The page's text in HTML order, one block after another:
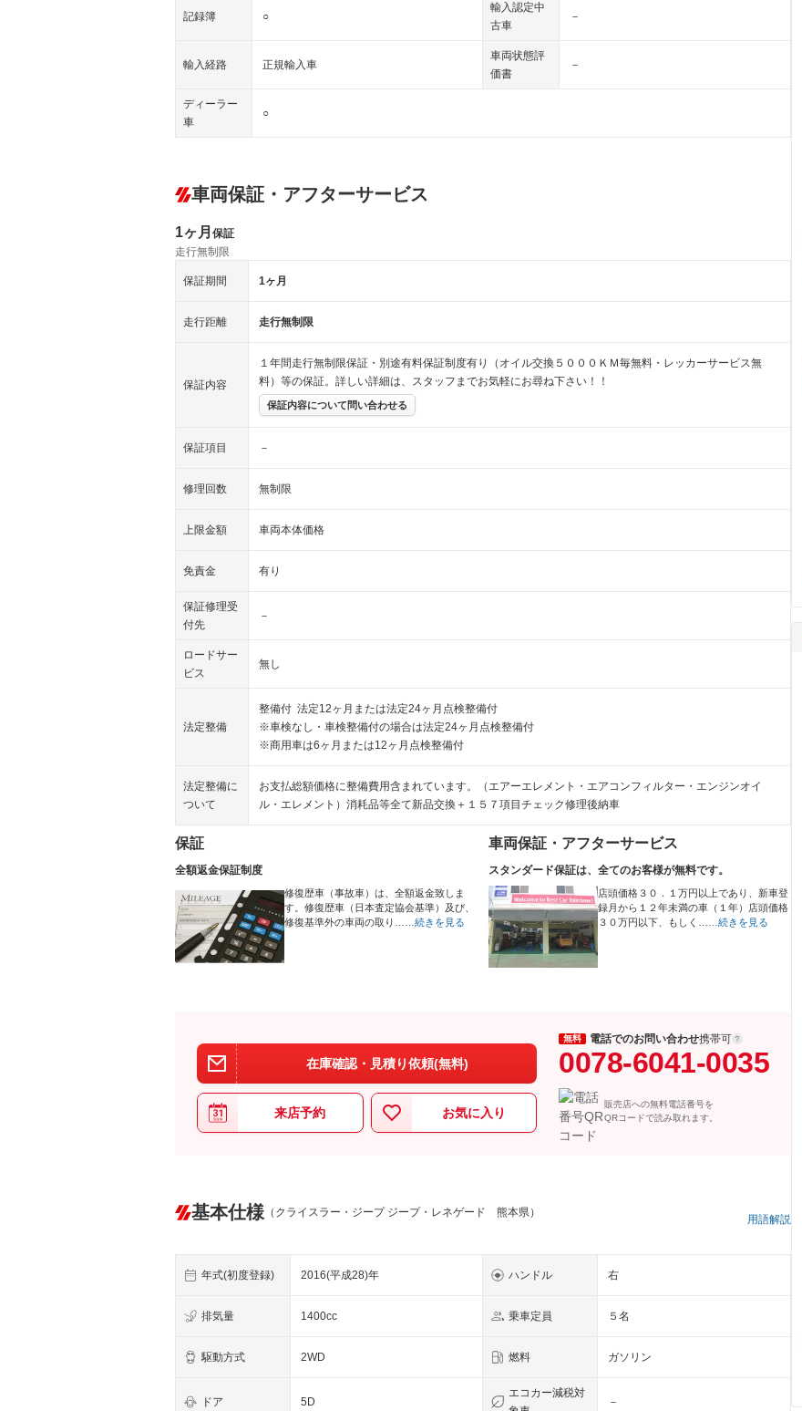
記録簿 ○
輸入認定中
古車
－
輸入経路 正規輸入車
車両状態評
価書
－
ディーラー
車
○
車両保証・アフターサービス
1ヶ月 保証
走行無制限
保証期間 1ヶ月
走行距離 走行無制限
保証内容
１年間走行無制限保証・別途有料保証制度有り（オイル交換５０００ＫＭ毎無料・レッカーサービス無
料）等の保証。詳しい詳細は、スタッフまでお気軽にお尋ね下さい！！
保証内容について問い合わせる
保証項目 －
修理回数 無制限
上限金額 車両本体価格
免責金 有り
保証修理受
付先
－
ロードサー
ビス
無し
法定整備
整備付 法定12ヶ月または法定24ヶ月点検整備付
※車検なし・車検整備付の場合は法定24ヶ月点検整備付
※商用車は6ヶ月または12ヶ月点検整備付
法定整備に
ついて
お支払総額価格に整備費用含まれています。（エアーエレメント・エアコンフィルター・エンジンオイ
ル・エレメント）消耗品等全て新品交換＋１５７項目チェック修理後納車
保証
全額返金保証制度
修復歴車（事故車）は、全額返金致しま
す。修復歴車（日本査定協会基準）及び、
修復基準外の車両の取り…
…続きを見る
車両保証・アフターサービス
スタンダード保証は、全てのお客様が無料です。
店頭価格３０．１万円以上であり、新車登
録月から１２年未満の車（１年）店頭価格
３０万円以下、もしく…
…続きを見る
在庫確認・見積り依頼(無料)
来店予約 お気に入り
無料 電話でのお問い合わせ携帯可
0078-6041-0035
販売店への無料電話番号を
QRコードで読み取れます。
基本仕様 （クライスラー・ジープ ジープ・レネゲード 熊本県）
用語解説
年式(初度登録) 2016(平成28)年 ハンドル 右
排気量 1400cc 乗車定員 ５名
駆動方式 2WD 燃料 ガソリン
ドア 5D
エコカー減税対
－